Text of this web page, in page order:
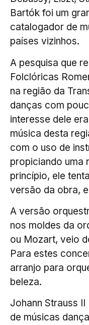
Bartók foi um
catalogador de
países vizinhos.
A pesquisa que
Folclóricas
na região da
danças com
interesse dele
música desta
com o uso de
propiciando uma
princípio, ele
versão da obra,
A versão
nos moldes da
ou Mozart, veio
Para estes
arranjo para
beleza.
Johann Strauss
de músicas